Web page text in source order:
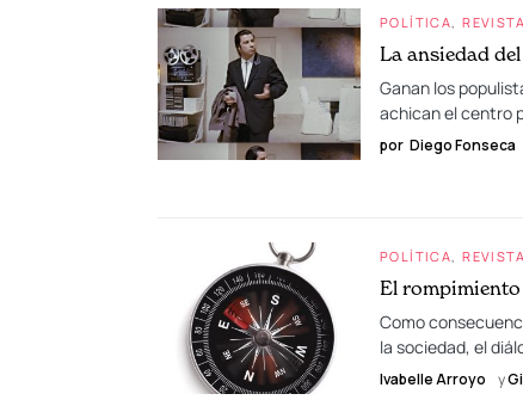
POLÍTICA REVISTA
La ansiedad
Ganan los
achican el centro
por Diego Fonseca
POLÍTICA REVISTA
El
Como
la sociedad, el
Ivabelle Arroyo y